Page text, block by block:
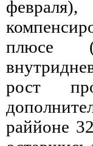
плюсе
рост
раййоне